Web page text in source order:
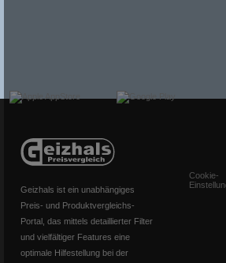
Geizhals ist ein unabhängiges
Preis- und Produktvergleichs-
Portal, das mittels detaillierter Filter
und vielfältiger Features eine
optimale Hilfestellung bei der
Cookie-